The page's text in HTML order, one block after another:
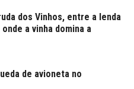
dos Vinhos, entre a lenda
a vinha domina a
de avioneta no